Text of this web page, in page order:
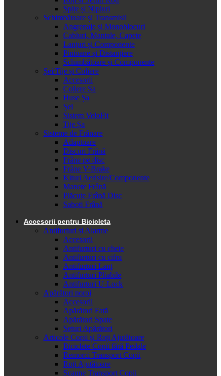
Spițe și Nipluri
Schimbătoare și Transmisii
Angrenaje și Monoblocuri
Cabluri, Mantale, Capete
Lanțuri și Componente
Pinioane și Distanțiere
Schimbătoare și Componente
Șei/Tije și Coliere
Accesorii
Coliere Șa
Huse Șa
Șei
Sistem VeloFit
Tije Șa
Sisteme de Frânare
Adaptoare
Discuri Frână
Frâne pe disc
Frâne V-Brake
Kituri Aerisire/Componente
Manete Frână
Plăcuțe Frână Disc
Saboti Frână
Accesorii pentru Bicicleta
Antifurturi și Alarme
Accesorii
Antifurturi cu cheie
Antifurturi cu cifru
Antifurturi Lanț
Antifurturi Pliabile
Antifurturi U-Lock
Apărători noroi
Accesorii
Apărători Față
Apărători Spate
Seturi Apărători
Articole Copii și Roți Ajutătoare
Biciclete Copii fără Pedale
Remorci Transport Copii
Roți Ajutătoare
Scaune Transport Copii